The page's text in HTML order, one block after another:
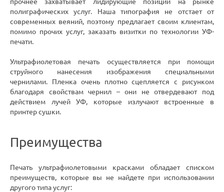
полиграфических услуг. Наша типография не отстает от
современных веяний, поэтому предлагает своим клиентам,
помимо прочих услуг, заказать визитки по технологии УФ-
печати.
Ультрафиолетовая печать осуществляется при помощи
струйного нанесения изображения специальными
чернилами. Пленка очень плотно сцепляется с рисунком
благодаря свойствам чернил – они не отвердевают под
действием лучей УФ, которые излучают встроенные в
принтер сушки.
Преимущества
Печать ультрафиолетовыми красками обладает списком
преимуществ, которые вы не найдете при использовании
другого типа услуг: